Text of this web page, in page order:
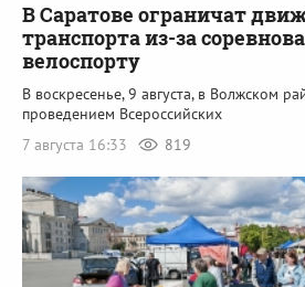
В Саратове ограничат
транспорта из-за
велоспорту
В воскресенье, 9 августа, в Волжском
проведением Всероссийских
7 августа 16:33
819